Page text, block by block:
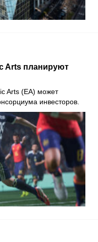
Arts планируют
Arts (EA) может
инвесторов.